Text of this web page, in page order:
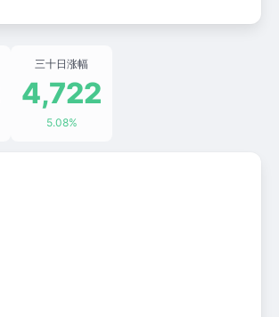
三十日涨幅
4,722
5.08%